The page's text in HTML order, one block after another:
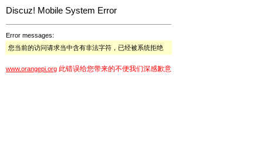
Discuz! Mobile System Error
Error messages:
您当前的访问请求当中含有非法字符，已经被系统拒绝
www.orangepi.org 此错误给您带来的不便我们深感歉意